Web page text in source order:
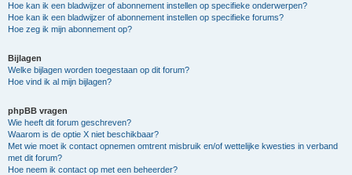
Hoe kan ik een bladwijzer of abonnement instellen op specifieke onderwerpen?
Hoe kan ik een bladwijzer of abonnement instellen op specifieke forums?
Hoe zeg ik mijn abonnement op?
Bijlagen
Welke bijlagen worden toegestaan op dit forum?
Hoe vind ik al mijn bijlagen?
phpBB vragen
Wie heeft dit forum geschreven?
Waarom is de optie X niet beschikbaar?
Met wie moet ik contact opnemen omtrent misbruik en/of wettelijke kwesties in verband
met dit forum?
Hoe neem ik contact op met een beheerder?